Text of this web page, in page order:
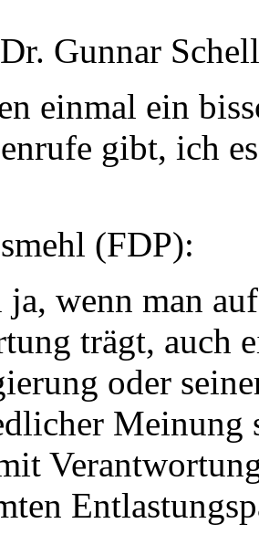
Gunnar
einmal ein
gibt, ich
(FDP):
wenn man
trägt, auch
oder
Meinung